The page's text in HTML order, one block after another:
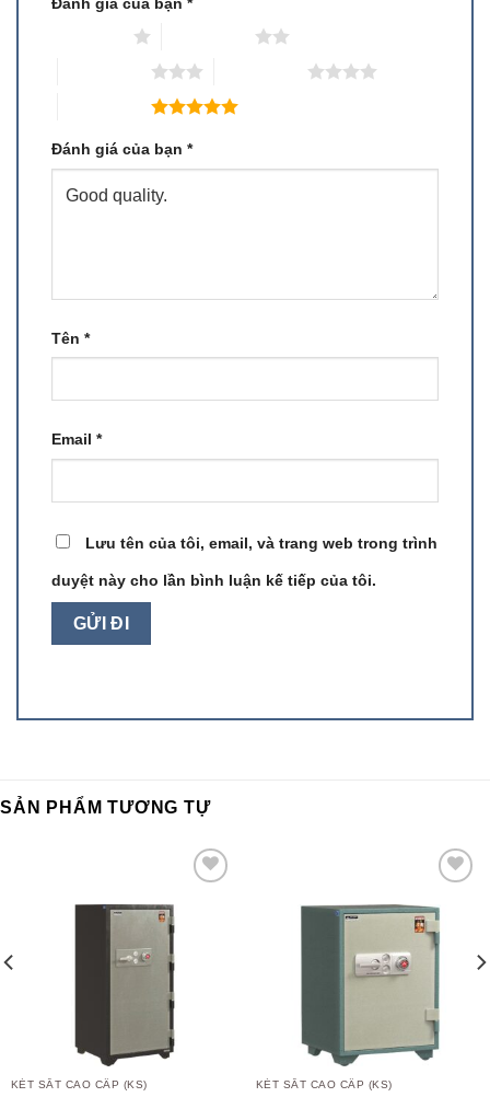
Đánh giá của bạn *
Tên *
Email *
Lưu tên của tôi, email, và trang web trong trình
duyệt này cho lần bình luận kế tiếp của tôi.
SẢN PHẨM TƯƠNG TỰ
KÉT SẮT CAO CẤP (KS)
Add to
wishlist
KÉT SẮT CAO CẤP (KS)